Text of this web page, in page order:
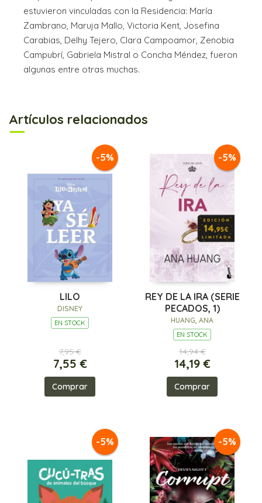
estuvieron vinculadas con la Residencia: María
Zambrano, Maruja Mallo, Victoria Kent, Josefina
Carabias, Delhy Tejero, Clara Campoamor, Zenobia
Campubrí, Gabriela Mistral o Concha Méndez, fueron
algunas entre otras muchas.
Artículos relacionados
-5%
LILO
DISNEY
EN STOCK
7,95 €
7,55 €
Comprar
-5%
REY DE LA IRA (SERIE
PECADOS, 1)
HUANG, ANA
EN STOCK
14,94 €
14,19 €
Comprar
-5% -5%